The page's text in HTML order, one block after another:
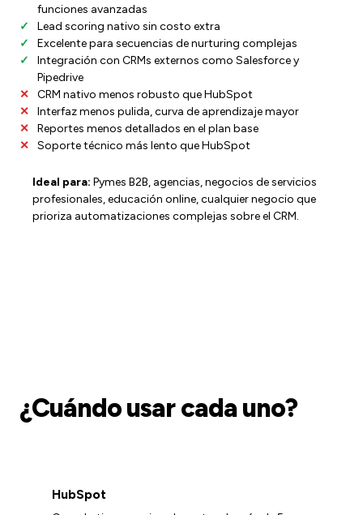
funciones avanzadas
Lead scoring nativo sin costo extra
Excelente para secuencias de nurturing complejas
Integración con CRMs externos como Salesforce y
Pipedrive
CRM nativo menos robusto que HubSpot
Interfaz menos pulida, curva de aprendizaje mayor
Reportes menos detallados en el plan base
Soporte técnico más lento que HubSpot
Ideal para: Pymes B2B, agencias, negocios de servicios
profesionales, educación online, cualquier negocio que
prioriza automatizaciones complejas sobre el CRM.
¿Cuándo usar cada uno?
HubSpot